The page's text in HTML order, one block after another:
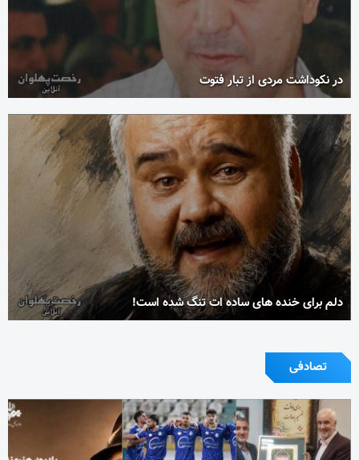
در نکوداشت مردی از تبار فتوت
دلم برای خنده های ساده ات تنگ شده است!
تصادفی